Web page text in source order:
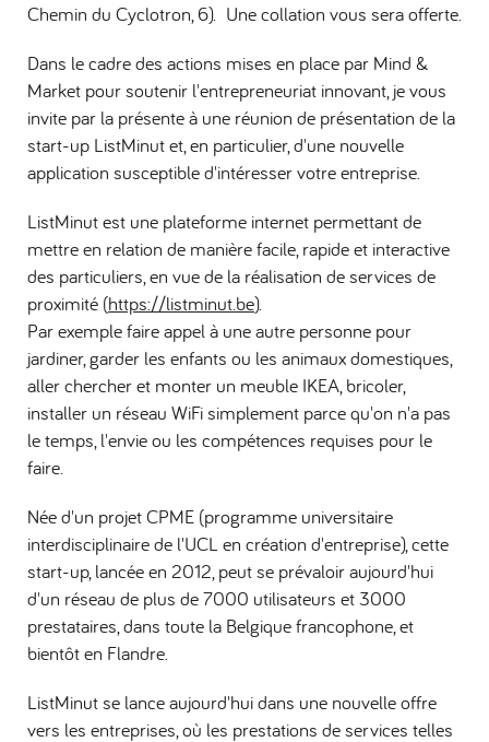
Chemin du Cyclotron, 6). Une collation vous sera offerte.
Dans le cadre des actions mises en place par Mind &
Market pour soutenir l'entrepreneuriat innovant, je vous
invite par la présente à une réunion de présentation de la
start-up ListMinut et, en particulier, d'une nouvelle
application susceptible d'intéresser votre entreprise.
ListMinut est une plateforme internet permettant de
mettre en relation de manière facile, rapide et interactive
des particuliers, en vue de la réalisation de services de
proximité (https://listminut.be).
Par exemple faire appel à une autre personne pour
jardiner, garder les enfants ou les animaux domestiques,
aller chercher et monter un meuble IKEA, bricoler,
installer un réseau WiFi simplement parce qu'on n'a pas
le temps, l'envie ou les compétences requises pour le
faire.
Née d'un projet CPME (programme universitaire
interdisciplinaire de l'UCL en création d'entreprise), cette
start-up, lancée en 2012, peut se prévaloir aujourd'hui
d'un réseau de plus de 7000 utilisateurs et 3000
prestataires, dans toute la Belgique francophone, et
bientôt en Flandre.
ListMinut se lance aujourd'hui dans une nouvelle offre
vers les entreprises, où les prestations de services telles